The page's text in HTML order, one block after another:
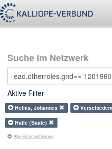
Suche im Netzwerk
Aktive Filter
Helias, Johannes
Halle (Saale)
Alle Filter entfernen